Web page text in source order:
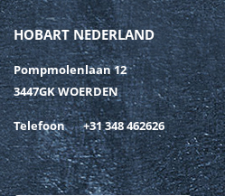
HOBART NEDERLAND
Pompmolenlaan 12
3447GK WOERDEN
Telefoon +31 348 462626